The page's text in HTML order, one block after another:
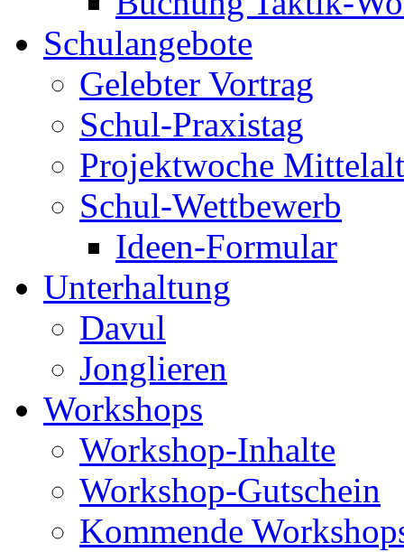
Schulangebote
Gelebter Vortrag
Schul-Praxistag
Projektwoche
Schul-Wettbewerb
Ideen-Formular
Unterhaltung
Davul
Jonglieren
Workshops
Workshop-Inhalte
Workshop-Gutschein
Kommende